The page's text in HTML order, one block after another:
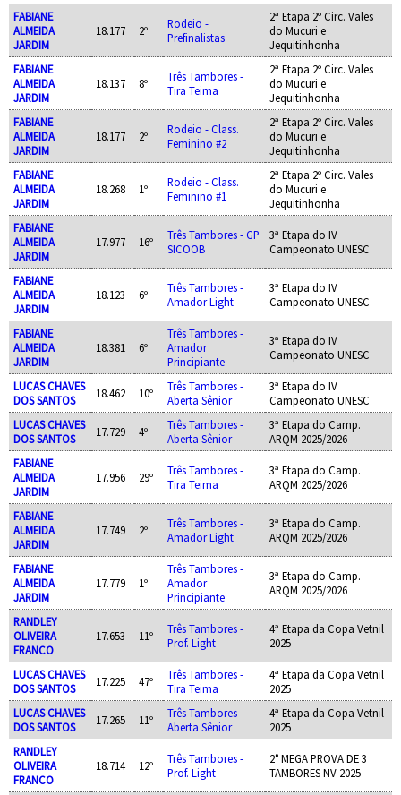
FABIANE
ALMEIDA
JARDIM
18.177 2º
Rodeio -
Prefinalistas
2ª Etapa 2º Circ. Vales
do Mucuri e
Jequitinhonha
FABIANE
ALMEIDA
JARDIM
18.137 8º
Três Tambores -
Tira Teima
2ª Etapa 2º Circ. Vales
do Mucuri e
Jequitinhonha
FABIANE
ALMEIDA
JARDIM
18.177 2º
Rodeio - Class.
Feminino #2
2ª Etapa 2º Circ. Vales
do Mucuri e
Jequitinhonha
FABIANE
ALMEIDA
JARDIM
18.268 1º
Rodeio - Class.
Feminino #1
2ª Etapa 2º Circ. Vales
do Mucuri e
Jequitinhonha
FABIANE
ALMEIDA
JARDIM
17.977 16º
Três Tambores - GP
SICOOB
3ª Etapa do IV
Campeonato UNESC
FABIANE
ALMEIDA
JARDIM
18.123 6º
Três Tambores -
Amador Light
3ª Etapa do IV
Campeonato UNESC
FABIANE
ALMEIDA
JARDIM
18.381 6º
Três Tambores -
Amador
Principiante
3ª Etapa do IV
Campeonato UNESC
LUCAS CHAVES
DOS SANTOS
18.462 10º
Três Tambores -
Aberta Sênior
3ª Etapa do IV
Campeonato UNESC
LUCAS CHAVES
DOS SANTOS
17.729 4º
Três Tambores -
Aberta Sênior
3ª Etapa do Camp.
ARQM 2025/2026
FABIANE
ALMEIDA
JARDIM
17.956 29º
Três Tambores -
Tira Teima
3ª Etapa do Camp.
ARQM 2025/2026
FABIANE
ALMEIDA
JARDIM
17.749 2º
Três Tambores -
Amador Light
3ª Etapa do Camp.
ARQM 2025/2026
FABIANE
ALMEIDA
JARDIM
17.779 1º
Três Tambores -
Amador
Principiante
3ª Etapa do Camp.
ARQM 2025/2026
RANDLEY
OLIVEIRA
FRANCO
17.653 11º
Três Tambores -
Prof. Light
4ª Etapa da Copa Vetnil
2025
LUCAS CHAVES
DOS SANTOS
17.225 47º
Três Tambores -
Tira Teima
4ª Etapa da Copa Vetnil
2025
LUCAS CHAVES
DOS SANTOS
17.265 11º
Três Tambores -
Aberta Sênior
4ª Etapa da Copa Vetnil
2025
RANDLEY
OLIVEIRA
FRANCO
18.714 12º
Três Tambores -
Prof. Light
2° MEGA PROVA DE 3
TAMBORES NV 2025